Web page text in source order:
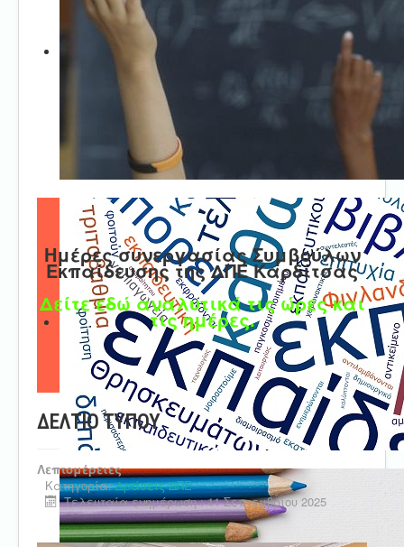
Τμήμα Β'
Επικοινωνία
Ημέρες συνεργασίας Συμβούλων
Εκπαίδευσης της ΔΠΕ Καρδίτσας
Δείτε εδώ αναλυτικά τις ώρες και
τις ημέρες.
ΔΕΛΤΙΟ ΤΥΠΟΥ
Λεπτομέρειες
Κατηγορία:Δράσεις ΔΠΕ
Τελευταία ενημέρωση : 11 Σεπτεμβρίου 2025